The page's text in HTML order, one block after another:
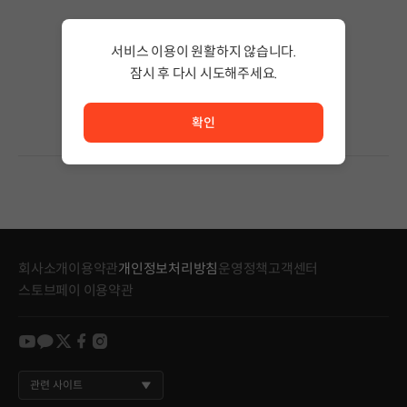
검색어의 단어 수를 줄이거나 필터조건을 변경하세요.
회사소개이용약관개인정보처리방침 운영정책고객센터
스토브페이 이용약관
youtube
kakao
twitter
facebook
instagram
관련 사이트
서비스 이용이 원활하지 않습니다.
잠시 후 다시 시도해주세요.
확인